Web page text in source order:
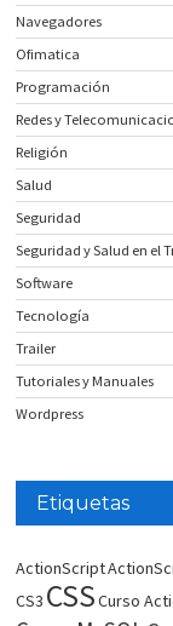
Navegadores
Ofimatica
Programación
Redes y
Religión
Salud
Seguridad
Seguridad y Salud en el
Software
Tecnología
Trailer
Tutoriales y Manuales
Wordpress
Etiquetas
ActionScript
CS3 CSSCurso